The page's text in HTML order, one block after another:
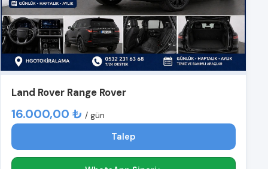
Land Rover Range Rover
16.000,00 ₺ / gün
Talep